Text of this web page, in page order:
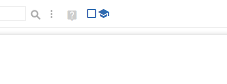
Búsqueda avanzada
Ayuda
(en